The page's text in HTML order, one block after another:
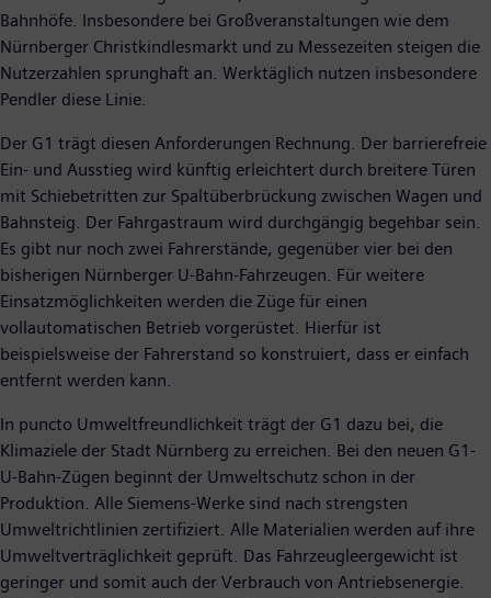
Bahnhöfe. Insbesondere bei Großveranstaltungen wie dem
Nürnberger Christkindlesmarkt und zu Messezeiten steigen die
Nutzerzahlen sprunghaft an. Werktäglich nutzen insbesondere
Pendler diese Linie.
Der G1 trägt diesen Anforderungen Rechnung. Der barrierefreie
Ein- und Ausstieg wird künftig erleichtert durch breitere Türen
mit Schiebetritten zur Spaltüberbrückung zwischen Wagen und
Bahnsteig. Der Fahrgastraum wird durchgängig begehbar sein.
Es gibt nur noch zwei Fahrerstände, gegenüber vier bei den
bisherigen Nürnberger U-Bahn-Fahrzeugen. Für weitere
Einsatzmöglichkeiten werden die Züge für einen
vollautomatischen Betrieb vorgerüstet. Hierfür ist
beispielsweise der Fahrerstand so konstruiert, dass er einfach
entfernt werden kann.
In puncto Umweltfreundlichkeit trägt der G1 dazu bei, die
Klimaziele der Stadt Nürnberg zu erreichen. Bei den neuen G1-
U-Bahn-Zügen beginnt der Umweltschutz schon in der
Produktion. Alle Siemens-Werke sind nach strengsten
Umweltrichtlinien zertifiziert. Alle Materialien werden auf ihre
Umweltverträglichkeit geprüft. Das Fahrzeugleergewicht ist
geringer und somit auch der Verbrauch von Antriebsenergie.